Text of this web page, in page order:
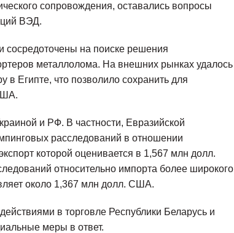
сопровождения, оставались вопросы
ВЭД.
сосредоточены на поиске решения
металлолома. На внешних рынках удалось
Египте, что позволило сохранить для
и РФ. В частности, Евразийской
расследований в отношении
которой оценивается в 1,567 млн долл.
относительно импорта более широкого
около 1,367 млн долл. США.
в торговле Республики Беларусь и
меры в ответ.